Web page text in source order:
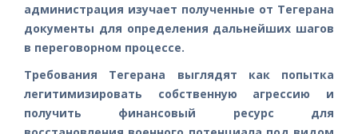
администрация изучает полученные от Тегерана
документы для определения дальнейших шагов
в переговорном процессе.
Требования Тегерана выглядят как попытка
легитимизировать собственную агрессию и
получить финансовый ресурс для